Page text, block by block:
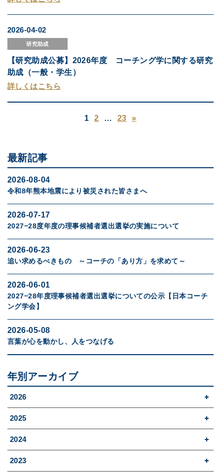
2026-04-02
研究助成
【研究助成公募】2026年度 コーチング学に関する研究
助成（一般・学生）
詳しくはこちら
1 2 … 23 »
最新記事
2026-08-04
令和8年熊本地震により被災された皆さまへ
2026-07-17
2027−28度年度の理事候補者選出選挙の実施について
2026-06-23
追い求めるべきもの ～コーチの「あり方」を求めて～
2026-06-01
2027−28年度理事候補者選出選挙についての公示【日本コーチ
ング学会】
2026-05-08
言葉が心を動かし、人をつなげる
年別アーカイブ
2026
2025
2024
2023